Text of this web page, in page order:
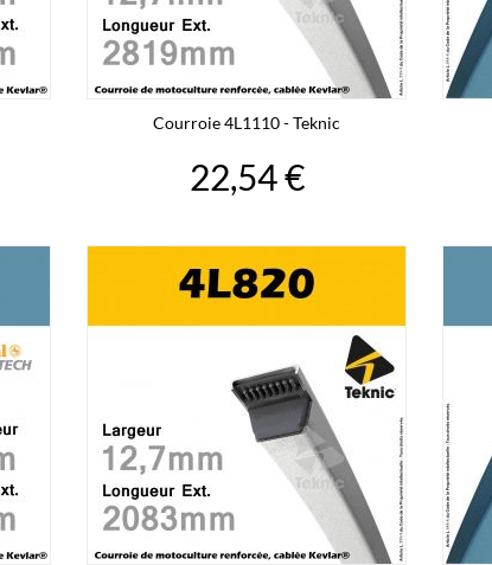
Courroie 4L1110 - Teknic
22,54 €